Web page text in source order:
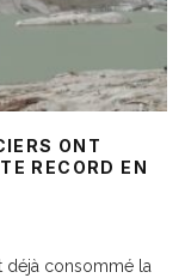
ONT
RECORD EN
déjà consommé la